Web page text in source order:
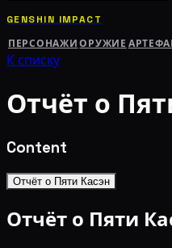
GENSHIN IMPACT
ПЕРСОНАЖИ ОРУЖИЕ
К списку
Отчёт о
Content
Отчёт о Пяти Касэн
Отчёт о Пяти